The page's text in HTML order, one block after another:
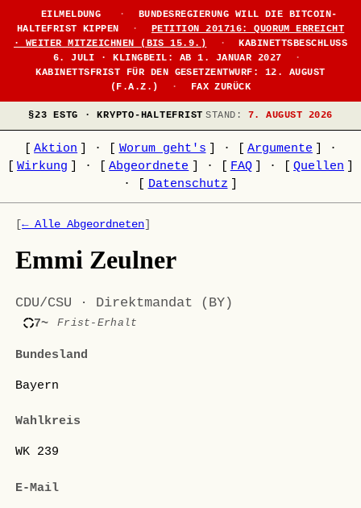
EILMELDUNG ·
BUNDESREGIERUNG WILL DIE BITCOIN-
HALTEFRIST KIPPEN
·
PETITION 201716: QUORUM ERREICHT
· WEITER MITZEICHNEN (BIS 15.9.)
·
KABINETTSBESCHLUSS
6. JULI · KLINGBEIL: AB 1. JANUAR 2027
·
KABINETTSFRIST FÜR DEN GESETZENTWURF: 12. AUGUST
(F.A.Z.)
· FAX ZURÜCK
§23 ESTG · KRYPTO-HALTEFRIST STAND: 7. AUGUST 2026
Aktion · Worum geht's · Argumente
·
Wirkung · Abgeordnete · FAQ · Quellen
·
Datenschutz
[← Alle Abgeordneten]
Emmi Zeulner
CDU/CSU · Direktmandat (BY)
7~ Frist-Erhalt
Bundesland
Bayern
Wahlkreis
WK 239
E-Mail